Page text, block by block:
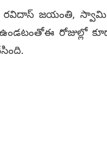
రవిదాస్ జయంతి,
రోజుల్లో కూడా